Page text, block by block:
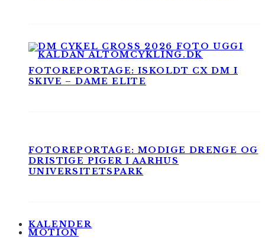
FOTOREPORTAGE: ISKOLDT CX DM I
SKIVE – DAME ELITE
FOTOREPORTAGE: MODIGE DRENGE OG
DRISTIGE PIGER I AARHUS
UNIVERSITETSPARK
KALENDER
MOTION